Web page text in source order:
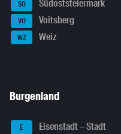
SO Südoststeiermark
VO Voitsberg
WZ Weiz
Burgenland
E Eisenstadt – Stadt